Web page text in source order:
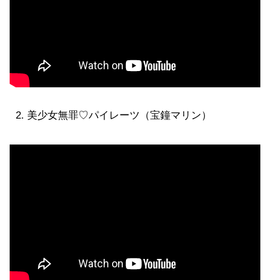
美少女無罪♡パイレーツ（宝鐘マリン）